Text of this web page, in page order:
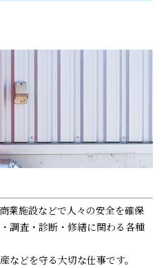
業施設などで人々の安全を確保
調査・診断・修繕に関わる各種
などを守る大切な仕事です。